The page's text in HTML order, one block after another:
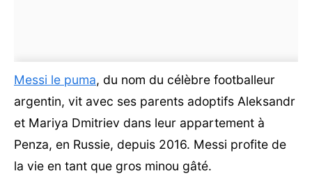
Messi le puma, du nom du célèbre footballeur
argentin, vit avec ses parents adoptifs Aleksandr
et Mariya Dmitriev dans leur appartement à
Penza, en Russie, depuis 2016. Messi profite de
la vie en tant que gros minou gâté.